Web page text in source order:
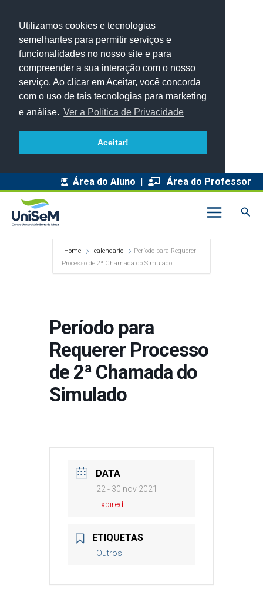
Utilizamos cookies e tecnologias
semelhantes para permitir serviços e
funcionalidades no nosso site e para
compreender a sua interação com o nosso
serviço. Ao clicar em Aceitar, você concorda
com o uso de tais tecnologias para marketing
e análise. Ver a Política de Privacidade
Aceitar!
Área do Aluno | Área do Professor
Home calendario
Período para Requerer
Processo de 2ª Chamada do Simulado
Período para
Requerer Processo
de 2ª Chamada do
Simulado
DATA
22 - 30 nov 2021
Expired!
ETIQUETAS
Outros